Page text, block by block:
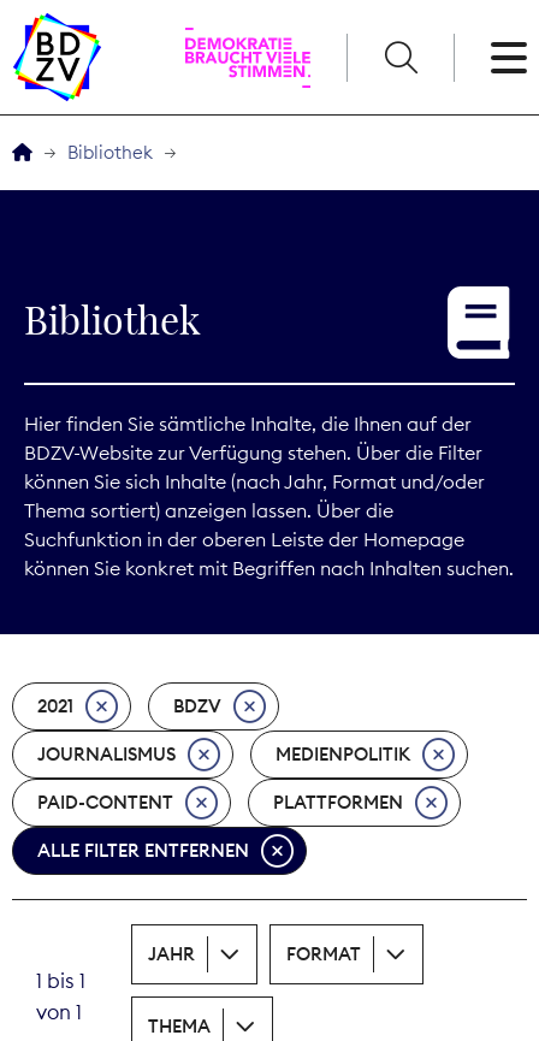
Service
Digitales
Kommunikation
Marktdaten
Nachhaltigkeit
Nachwuchs
Nova Award
Print
Bibliothek
Bibliothek
Hier finden Sie sämtliche Inhalte, die Ihnen auf der
BDZV-Website zur Verfügung stehen. Über die Filter
können Sie sich Inhalte (nach Jahr, Format und/oder
Thema sortiert) anzeigen lassen. Über die
Suchfunktion in der oberen Leiste der Homepage
können Sie konkret mit Begriffen nach Inhalten suchen.
2021 BDZV
JOURNALISMUS MEDIENPOLITIK
PAID-CONTENT PLATTFORMEN
ALLE FILTER ENTFERNEN
1 bis 1
von 1
JAHR FORMAT
THEMA